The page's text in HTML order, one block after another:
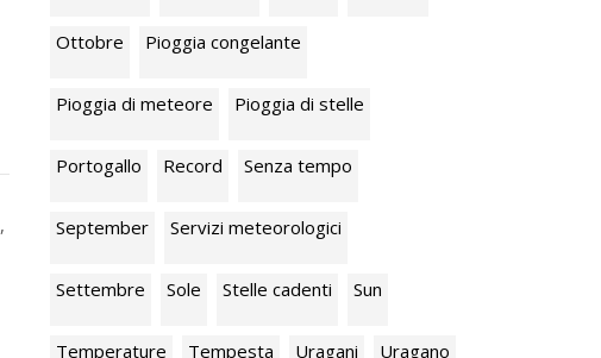
,
Ottobre Pioggia congelante
Pioggia di meteore Pioggia di stelle
Portogallo Record Senza tempo
September Servizi meteorologici
Settembre Sole Stelle cadenti Sun
Temperature Tempesta Uragani Uragano